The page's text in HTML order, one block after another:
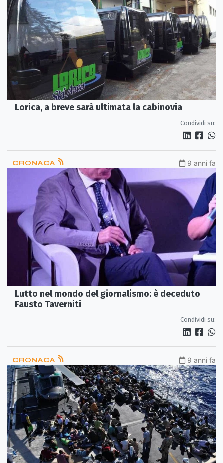
Lorica, a breve sarà ultimata la cabinovia
Condividi su:
CRONACA 9 anni fa
Lutto nel mondo del giornalismo: è deceduto
Fausto Taverniti
Condividi su:
CRONACA 9 anni fa